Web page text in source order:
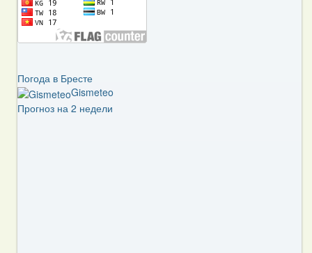
Погода в Бресте
Gismeteo
Прогноз на 2 недели